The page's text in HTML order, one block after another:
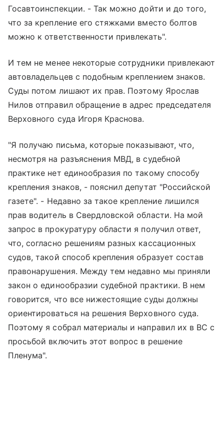
Госавтоинспекции. - Так можно дойти и до того,
что за крепление его стяжками вместо болтов
можно к ответственности привлекать".
И тем не менее некоторые сотрудники привлекают
автовладельцев с подобным креплением знаков.
Суды потом лишают их прав. Поэтому Ярослав
Нилов отправил обращение в адрес председателя
Верховного суда Игоря Краснова.
"Я получаю письма, которые показывают, что,
несмотря на разъяснения МВД, в судебной
практике нет единообразия по такому способу
крепления знаков, - пояснил депутат "Российской
газете". - Недавно за такое крепление лишился
прав водитель в Свердловской области. На мой
запрос в прокуратуру области я получил ответ,
что, согласно решениям разных кассационных
судов, такой способ крепления образует состав
правонарушения. Между тем недавно мы приняли
закон о единообразии судебной практики. В нем
говорится, что все нижестоящие суды должны
ориентироваться на решения Верховного суда.
Поэтому я собрал материалы и направил их в ВС с
просьбой включить этот вопрос в решение
Пленума".